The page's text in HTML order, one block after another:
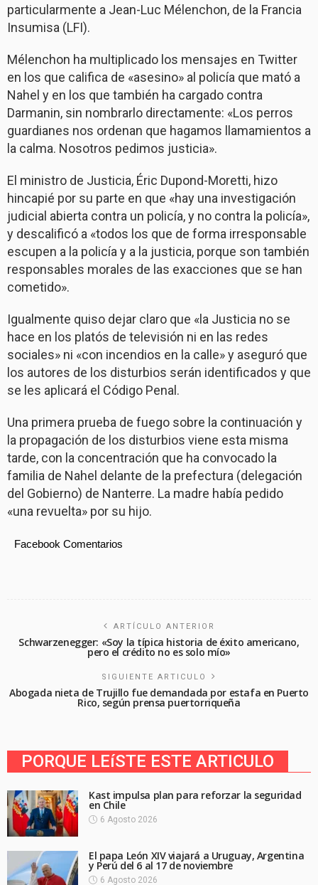
particularmente a Jean-Luc Mélenchon, de la Francia
Insumisa (LFI).
Mélenchon ha multiplicado los mensajes en Twitter
en los que califica de «asesino» al policía que mató a
Nahel y en los que también ha cargado contra
Darmanin, sin nombrarlo directamente: «Los perros
guardianes nos ordenan que hagamos llamamientos a
la calma. Nosotros pedimos justicia».
El ministro de Justicia, Éric Dupond-Moretti, hizo
hincapié por su parte en que «hay una investigación
judicial abierta contra un policía, y no contra la policía»,
y descalificó a «todos los que de forma irresponsable
escupen a la policía y a la justicia, porque son también
responsables morales de las exacciones que se han
cometido».
Igualmente quiso dejar claro que «la Justicia no se
hace en los platós de televisión ni en las redes
sociales» ni «con incendios en la calle» y aseguró que
los autores de los disturbios serán identificados y que
se les aplicará el Código Penal.
Una primera prueba de fuego sobre la continuación y
la propagación de los disturbios viene esta misma
tarde, con la concentración que ha convocado la
familia de Nahel delante de la prefectura (delegación
del Gobierno) de Nanterre. La madre había pedido
«una revuelta» por su hijo.
Facebook Comentarios
ARTÍCULO ANTERIOR
Schwarzenegger: «Soy la típica historia de éxito americano,
pero el crédito no es solo mío»
SIGUIENTE ARTICULO
Abogada nieta de Trujillo fue demandada por estafa en Puerto
Rico, según prensa puertorriqueña
PORQUE LEíSTE ESTE ARTICULO
Kast impulsa plan para reforzar la seguridad
en Chile
6 Agosto 2026
El papa León XIV viajará a Uruguay, Argentina
y Perú del 6 al 17 de noviembre
6 Agosto 2026